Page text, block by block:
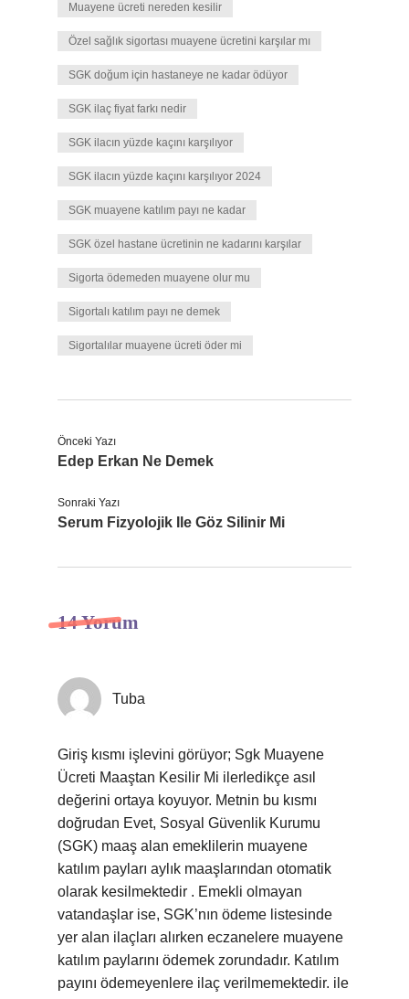
Muayene ücreti nereden kesilir
Özel sağlık sigortası muayene ücretini karşılar mı
SGK doğum için hastaneye ne kadar ödüyor
SGK ilaç fiyat farkı nedir
SGK ilacın yüzde kaçını karşılıyor
SGK ilacın yüzde kaçını karşılıyor 2024
SGK muayene katılım payı ne kadar
SGK özel hastane ücretinin ne kadarını karşılar
Sigorta ödemeden muayene olur mu
Sigortalı katılım payı ne demek
Sigortalılar muayene ücreti öder mi
Önceki Yazı
Edep Erkan Ne Demek
Sonraki Yazı
Serum Fizyolojik Ile Göz Silinir Mi
14 Yorum
Tuba
Giriş kısmı işlevini görüyor; Sgk Muayene
Ücreti Maaştan Kesilir Mi ilerledikçe asıl
değerini ortaya koyuyor. Metnin bu kısmı
doğrudan Evet, Sosyal Güvenlik Kurumu
(SGK) maaş alan emeklilerin muayene
katılım payları aylık maaşlarından otomatik
olarak kesilmektedir . Emekli olmayan
vatandaşlar ise, SGK’nın ödeme listesinde
yer alan ilaçları alırken eczanelere muayene
katılım paylarını ödemek zorundadır. Katılım
payını ödemeyenlere ilaç verilmemektedir. ile